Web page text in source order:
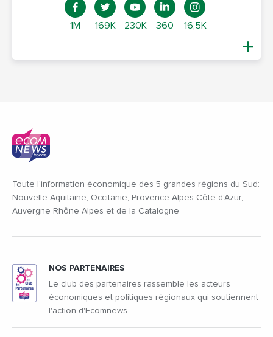
1M 169K 230K 360 16,5K
Toute l'information économique des 5 grandes régions du Sud:
Nouvelle Aquitaine, Occitanie, Provence Alpes Côte d'Azur,
Auvergne Rhône Alpes et de la Catalogne
NOS PARTENAIRES
Le club des partenaires rassemble les acteurs
économiques et politiques régionaux qui soutiennent
l'action d'Ecomnews